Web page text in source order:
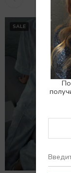
SALE